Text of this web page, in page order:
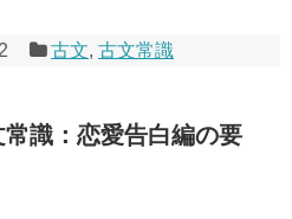
古文,古文常識
識：恋愛告白編の要